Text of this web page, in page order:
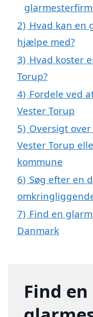
2) Hvad kan en
hjælpe med?
3) Hvad koster
Torup?
4) Fordele ved
Vester Torup
5) Oversigt
Vester Torup
kommune
6) Søg efter en
7) Find en
Danmark
Find